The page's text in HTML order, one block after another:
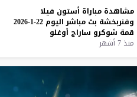
مشاهدة مباراة أستون فيلا
وفنربخشة بث مباشر اليوم 22-1-2026
قمة شوكرو ساراج أوغلو
منذ 7 أشهر